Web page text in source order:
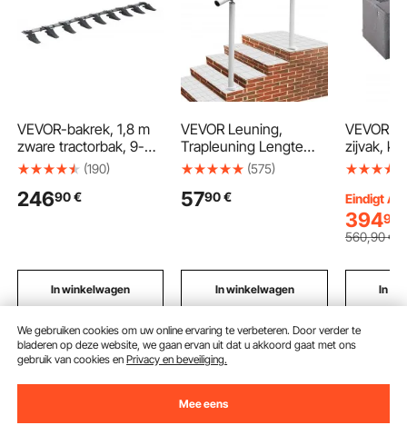
VEVOR-bakrek, 1,8 m
zware tractorbak, 9-
tands rail voor lader,
2000 kg
grondafgraving en
bakbescherming
(190)
24690€
In winkelwagen
VEVOR Leuning,
Trapleuning Lengte
121,9 cm, Leuning
Wandtrap 91,4
Banister Rail Support
Kit Gepolijst RVS Voor
Binnen en Buiten
(575)
5790 €
In winkelwagen
VEVOR
zijvak,
voudig
2 wielen
Eindigt
39490
560,90€
In
Aanbevolen zoekopdrachten
dc 12v motor
We gebruiken cookies om uw online ervaring te verbeteren. Door verder te
bladeren op deze website, we gaan ervan uit dat u akkoord gaat met ons
gebruik van cookies enPrivacy en beveiliging.
Mee eens